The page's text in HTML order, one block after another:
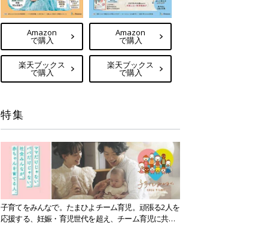
Amazon
で購入
楽天ブックス
で購入
Amazon
で購入
楽天ブックス
で購入
特集
子育てをみんなで。たまひよチーム育児。頑張る2人を
応援する、妊娠・育児世代を超え、チーム育児に共感